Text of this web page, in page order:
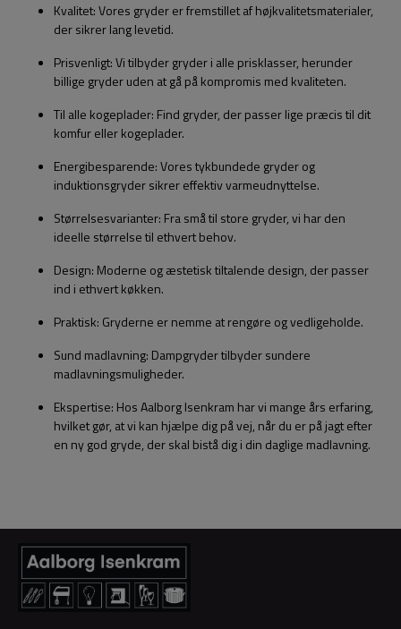
Kvalitet: Vores gryder er fremstillet af højkvalitetsmaterialer,
der sikrer lang levetid.
Prisvenligt: Vi tilbyder gryder i alle prisklasser, herunder
billige gryder uden at gå på kompromis med kvaliteten.
Til alle kogeplader: Find gryder, der passer lige præcis til dit
komfur eller kogeplader.
Energibesparende: Vores tykbundede gryder og
induktionsgryder sikrer effektiv varmeudnyttelse.
Størrelsesvarianter: Fra små til store gryder, vi har den
ideelle størrelse til ethvert behov.
Design: Moderne og æstetisk tiltalende design, der passer
ind i ethvert køkken.
Praktisk: Gryderne er nemme at rengøre og vedligeholde.
Sund madlavning: Dampgryder tilbyder sundere
madlavningsmuligheder.
Ekspertise: Hos Aalborg Isenkram har vi mange års erfaring,
hvilket gør, at vi kan hjælpe dig på vej, når du er på jagt efter
en ny god gryde, der skal bistå dig i din daglige madlavning.